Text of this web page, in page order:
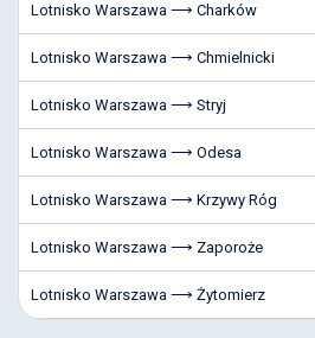
Lotnisko Warszawa ⟶ Charków
Lotnisko Warszawa ⟶ Chmielnicki
Lotnisko Warszawa ⟶ Stryj
Lotnisko Warszawa ⟶ Odesa
Lotnisko Warszawa ⟶ Krzywy Róg
Lotnisko Warszawa ⟶ Zaporoże
Lotnisko Warszawa ⟶ Żytomierz